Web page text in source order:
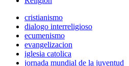
cristianismo
dialogo interreligioso
ecumenismo
evangelizacion
iglesia catolica
jornada mundial de la juventud